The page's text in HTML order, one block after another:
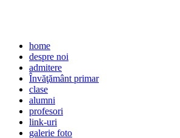
home
despre noi
admitere
Învăţământ primar
clase
alumni
profesori
link-uri
galerie foto